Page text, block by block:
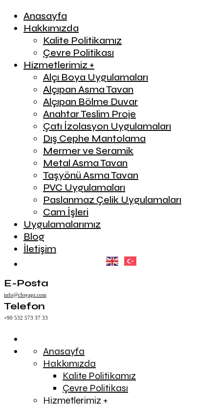
Anasayfa
Hakkımızda
Kalite Politikamız
Çevre Politikası
Hizmetlerimiz +
Alçı Boya Uygulamaları
Alçıpan Asma Tavan
Alçıpan Bölme Duvar
Anahtar Teslim Proje
Çatı İzolasyon Uygulamaları
Dış Cephe Mantolama
Mermer ve Seramik
Metal Asma Tavan
Taşyönü Asma Tavan
PVC Uygulamaları
Paslanmaz Çelik Uygulamaları
Cam İşleri
Uygulamalarımız
Blog
İletişim
E-Posta
info@cbsyapi.com
Telefon
+90 532 573 37 33
Anasayfa
Hakkımızda
Kalite Politikamız
Çevre Politikası
Hizmetlerimiz +